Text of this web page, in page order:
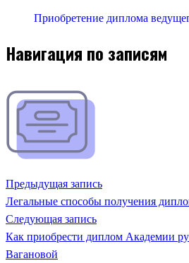
Приобретение диплома
Навигация по записям
Предыдущая запись
Легальные способы получения
Следующая запись
Как приобрести диплом Академии
Вагановой